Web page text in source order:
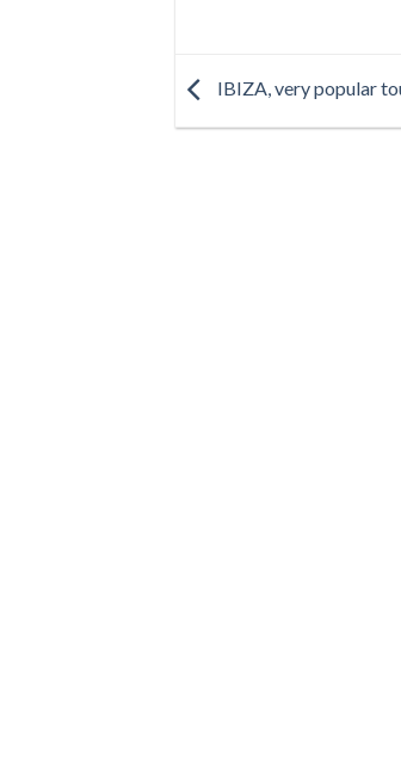
IBIZA, very popular